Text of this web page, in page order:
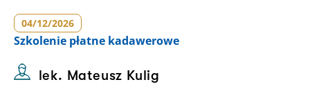
04/12/2026
Szkolenie płatne kadawerowe
lek. Mateusz Kulig